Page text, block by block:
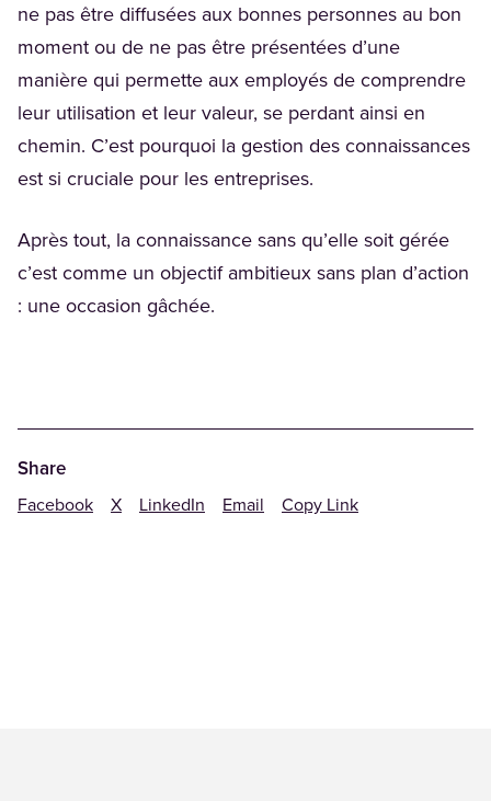
ne pas être diffusées aux bonnes personnes au bon
moment ou de ne pas être présentées d’une
manière qui permette aux employés de comprendre
leur utilisation et leur valeur, se perdant ainsi en
chemin. C’est pourquoi la gestion des connaissances
est si cruciale pour les entreprises.
Après tout, la connaissance sans qu’elle soit gérée
c’est comme un objectif ambitieux sans plan d’action
: une occasion gâchée.
Share
Facebook X LinkedIn Email Copy Link